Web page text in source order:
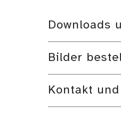
Downloads
Bilder
Kontakt